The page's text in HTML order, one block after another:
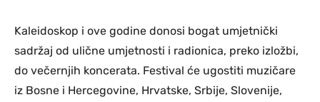
Kaleidoskop i ove godine donosi bogat umjetnički
sadržaj od ulične umjetnosti i radionica, preko izložbi,
do večernjih koncerata. Festival će ugostiti muzičare
iz Bosne i Hercegovine, Hrvatske, Srbije, Slovenije,